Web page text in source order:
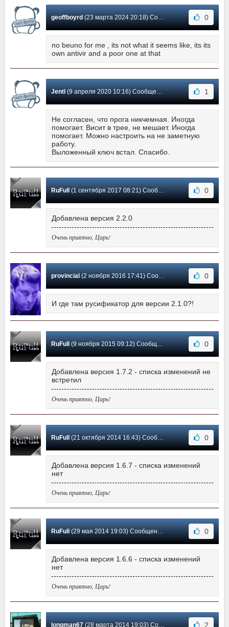
geoffboyrd(23 марта 2024 20:18) Сообщение #17 0
no beuno for me , its not what it seems like, its its
own antivir and a poor one at that
Jentl (9 апреля 2020 10:16) Сообщение #16 1
Не согласен, что прога никчемная. Иногда
помогает. Висит в трее, не мешает. Иногда
помогает. Можно настроить на не заметную
работу.
Выложенный ключ встал. Спасибо.
RuFull (1 сентября 2017 08:21) Сообщение #15 0
Добавлена версия 2.2.0
Очень приятно, Царь!
provincial (2 ноября 2016 17:41) Сообщение #14 0
И где там русификатор для версии 2.1.0?!
RuFull(9 ноября 2015 09:12) Сообщение #13 0
Добавлена версия 1.7.2 - списка изменений не
встретил
Очень приятно, Царь!
RuFull(21 октября 2014 16:43) Сообщение #12 0
Добавлена версия 1.6.7 - списка изменений
нет
Очень приятно, Царь!
RuFull(29 мая 2014 19:03) Сообщение #11 0
Добавлена версия 1.6.6 - списка изменений
нет
Очень приятно, Царь!
longman67(28 марта 2014 19:03) Сообщение #10 2